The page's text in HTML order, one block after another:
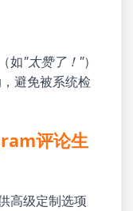
如"太赞了！"）
避免被系统检
评论生
高级定制选项